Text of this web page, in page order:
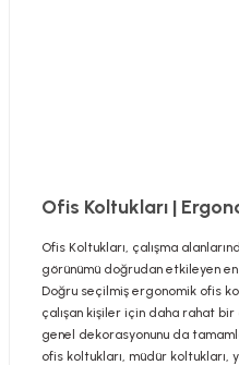
Ofis Koltukları, çalışma
görünümü doğrudan etkileyen
Doğru seçilmiş ergonomik ofis
çalışan kişiler için daha rahat
genel dekorasyonunu da
ofis koltukları, müdür koltukları,